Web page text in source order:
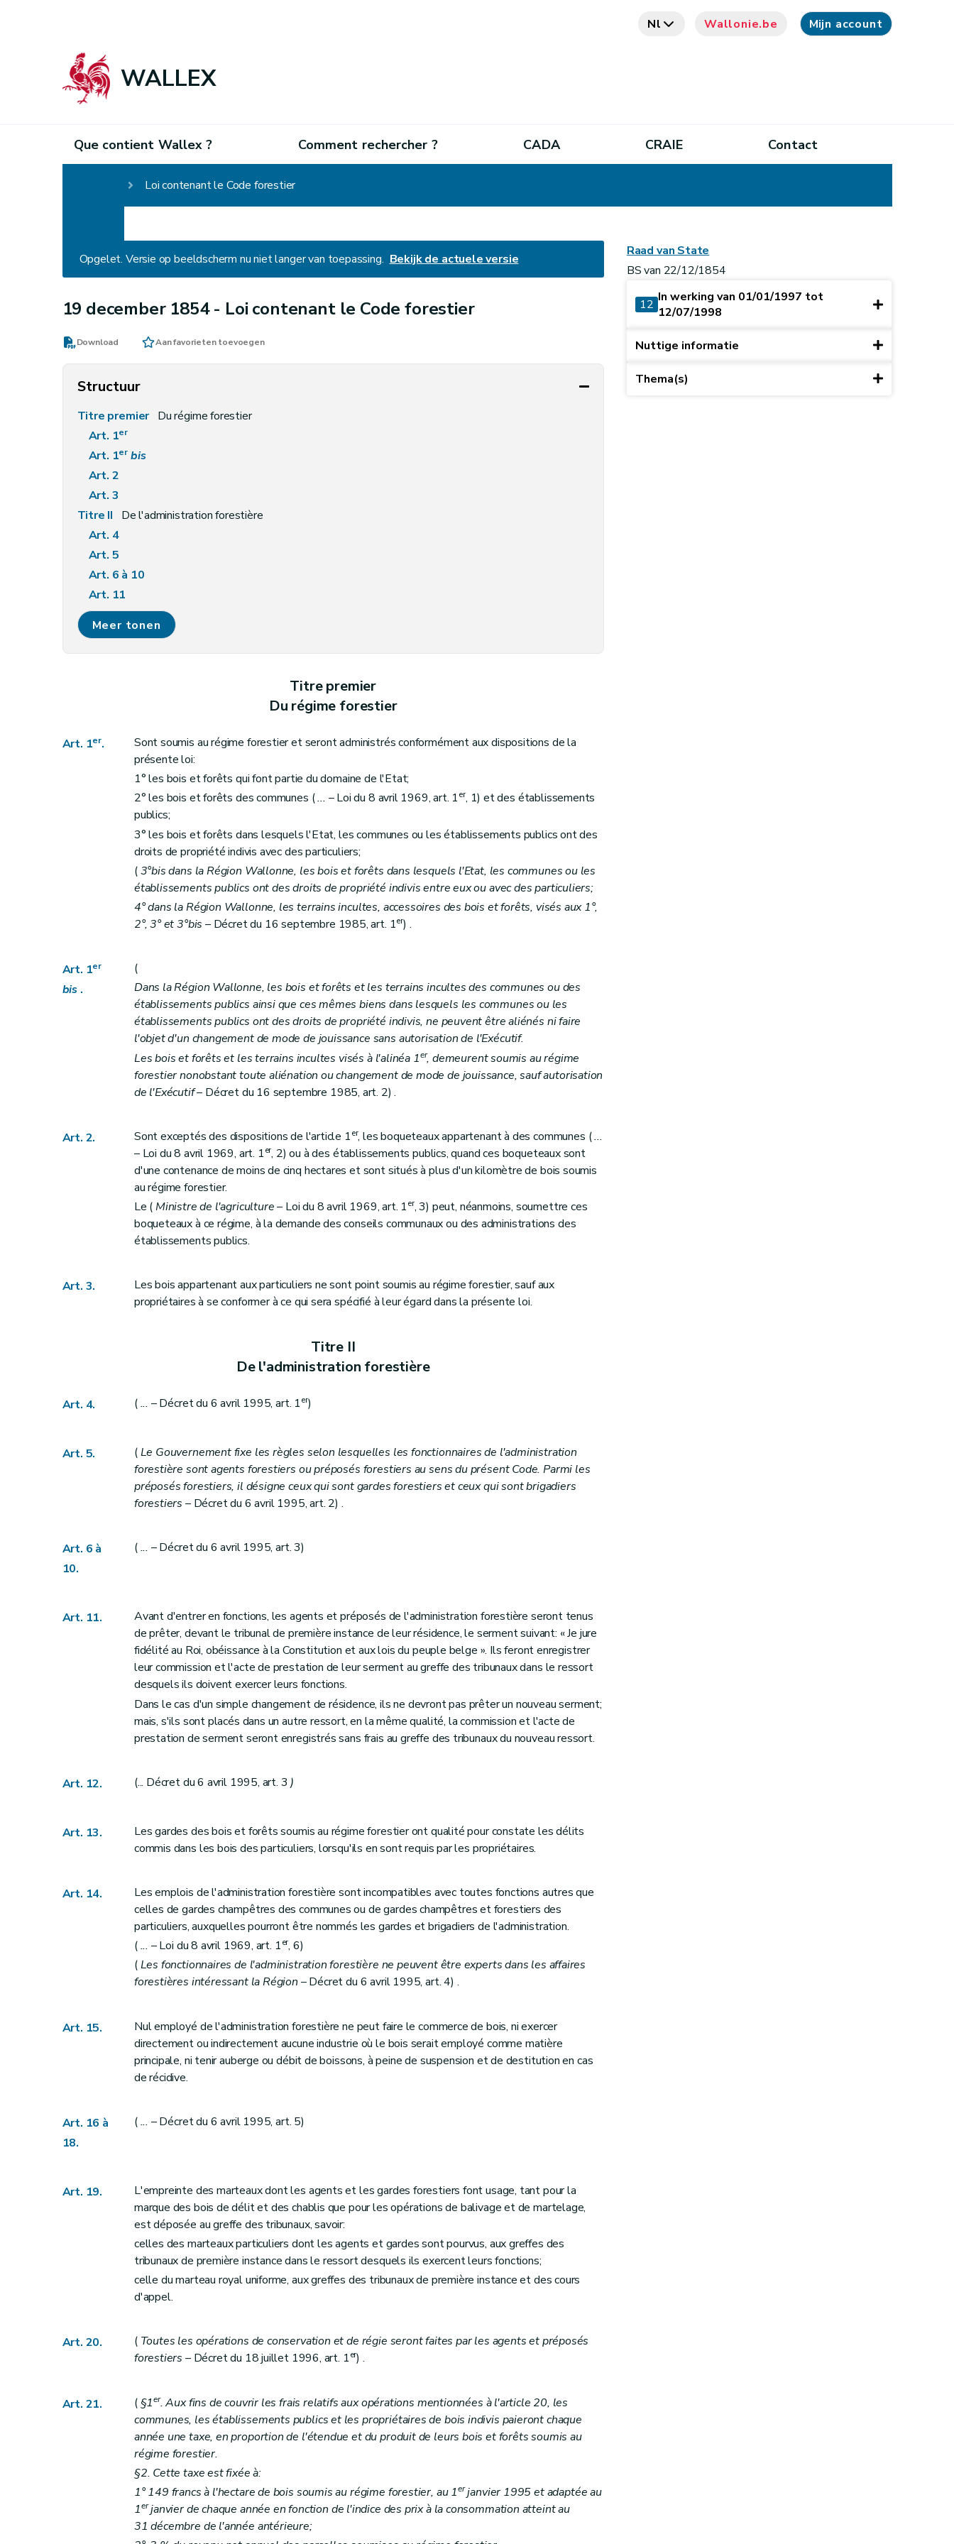
Nl Wallonie.be Mijn account
WALLEX
Que contient Wallex ? Comment rechercher ? CADA CRAIE Contact
Loi contenant le Code forestier
Opgelet. Versie op beeldscherm nu niet langer van toepassing. Bekijk de actuele versie
19 december 1854 - Loi contenant le Code forestier
Download Aan favorieten toevoegen
Structuur
Titre premier Du régime forestier
Art. 1er
Art. 1er bis
Art. 2
Art. 3
Titre II
De l'administration forestière
Art. 4
Art. 5
Art. 6 à 10
Art. 11
Art. 12
Art. 13
Délimitations et abornements
Titre IV
Aménagements
Des adjudications de coupes
Art. 36
Art. 37
Art. 38
Art. 39
Art. 40
Art. 41
Art. 44
Section 2 Dispositions particulières aux bois indivis
Dispositions particulières aux bois des communes et des établissements publics
Art. 48
Art. 50
Des exploitations
Section 1 Dispositions générales
Art. 51
Art. 53
Art. 56
Art. 57
Art. 58
Art. 59
Art. 60
Art. 61
Art. 62
Art. 63
Art. 65
Art. 67
Art. 68
Art. 69
Réarpentages et recolements
Art. 75
Art. 79
Art. 82
Des droits d'usage
Section 1 Dispositions relatives aux droits d'usage en général
Art. 84
Art. 85
Art. 86
Section 2
Dispositions relatives aux droits d'usage en bois seulement
Art. 88
Art. 90
Art. 91
Art. 92
Dispositions applicables aux droits de pâturage, glandée et panage
Art. 93
Art. 94
Art. 95
Meer tonen
Titre premier
Du régime forestier
Art. 1er.
Sont soumis au régime forestier et seront administrés conformément aux dispositions de la
présente loi:
1° les bois et forêts qui font partie du domaine de l'Etat;
2° les bois et forêts des communes (... – Loi du 8 avril 1969, art. 1er, 1) et des établissements
publics;
3° les bois et forêts dans lesquels l'Etat, les communes ou les établissements publics ont des
droits de propriété indivis avec des particuliers;
(3°bis dans la Région Wallonne, les bois et forêts dans lesquels l'Etat, les communes ou les
établissements publics ont des droits de propriété indivis entre eux ou avec des particuliers;
4° dans la Région Wallonne, les terrains incultes, accessoires des bois et forêts, visés aux 1°,
2°, 3° et 3°bis – Décret du 16 septembre 1985, art. 1er) .
Art. 1er
bis.
(
Dans la Région Wallonne, les bois et forêts et les terrains incultes des communes ou des
établissements publics ainsi que ces mêmes biens dans lesquels les communes ou les
établissements publics ont des droits de propriété indivis, ne peuvent être aliénés ni faire
l'objet d'un changement de mode de jouissance sans autorisation de l'Exécutif.
Les bois et forêts et les terrains incultes visés à l'alinéa 1er, demeurent soumis au régime
forestier nonobstant toute aliénation ou changement de mode de jouissance, sauf autorisation
de l'Exécutif– Décret du 16 septembre 1985, art. 2) .
Art. 2. Sont exceptés des dispositions de l'article 1er, les boqueteaux appartenant à des communes (...
– Loi du 8 avril 1969, art. 1er, 2) ou à des établissements publics, quand ces boqueteaux sont
d'une contenance de moins de cinq hectares et sont situés à plus d'un kilomètre de bois soumis
au régime forestier.
Le (Ministre de l'agriculture– Loi du 8 avril 1969, art. 1er, 3) peut, néanmoins, soumettre ces
boqueteaux à ce régime, à la demande des conseils communaux ou des administrations des
établissements publics.
Art. 3.
Les bois appartenant aux particuliers ne sont point soumis au régime forestier, sauf aux
propriétaires à se conformer à ce qui sera spécifié à leur égard dans la présente loi.
Titre II
De l'administration forestière
Art. 4. (... – Décret du 6 avril 1995, art. 1er)
Art. 5. (Le Gouvernement fixe les règles selon lesquelles les fonctionnaires de l'administration
forestière sont agents forestiers ou préposés forestiers au sens du présent Code. Parmi les
préposés forestiers, il désigne ceux qui sont gardes forestiers et ceux qui sont brigadiers
forestiers – Décret du 6 avril 1995, art. 2) .
Art. 6 à
10.
(... – Décret du 6 avril 1995, art. 3)
Art. 11.
Avant d'entrer en fonctions, les agents et préposés de l'administration forestière seront tenus
de prêter, devant le tribunal de première instance de leur résidence, le serment suivant: « Je jure
fidélité au Roi, obéissance à la Constitution et aux lois du peuple belge ». Ils feront enregistrer
leur commission et l'acte de prestation de leur serment au greffe des tribunaux dans le ressort
desquels ils doivent exercer leurs fonctions.
Dans le cas d'un simple changement de résidence, ils ne devront pas prêter un nouveau serment;
mais, s'ils sont placés dans un autre ressort, en la même qualité, la commission et l'acte de
prestation de serment seront enregistrés sans frais au greffe des tribunaux du nouveau ressort.
Art. 12. (... Décret du 6 avril 1995, art. 3)
Art. 13.
Les gardes des bois et forêts soumis au régime forestier ont qualité pour constate les délits
commis dans les bois des particuliers, lorsqu'ils en sont requis par les propriétaires.
Art. 14.
Les emplois de l'administration forestière sont incompatibles avec toutes fonctions autres que
celles de gardes champêtres des communes ou de gardes champêtres et forestiers des
particuliers, auxquelles pourront être nommés les gardes et brigadiers de l'administration.
(... – Loi du 8 avril 1969, art. 1er, 6)
(Les fonctionnaires de l'administration forestière ne peuvent être experts dans les affaires
forestières intéressant la Région – Décret du 6 avril 1995, art. 4) .
Art. 15.
Nul employé de l'administration forestière ne peut faire le commerce de bois, ni exercer
directement ou indirectement aucune industrie où le bois serait employé comme matière
principale, ni tenir auberge ou débit de boissons, à peine de suspension et de destitution en cas
de récidive.
Art. 16 à
18.
(... – Décret du 6 avril 1995, art. 5)
Art. 19.
L'empreinte des marteaux dont les agents et les gardes forestiers font usage, tant pour la
marque des bois de délit et des chablis que pour les opérations de balivage et de martelage,
est déposée au greffe des tribunaux, savoir:
celles des marteaux particuliers dont les agents et gardes sont pourvus, aux greffes des
tribunaux de première instance dans le ressort desquels ils exercent leurs fonctions;
celle du marteau royal uniforme, aux greffes des tribunaux de première instance et des cours
d'appel.
Art. 20. ( Toutes les opérations de conservation et de régie seront faites par les agents et préposés
forestiers – Décret du 18 juillet 1996, art. 1er) .
Art. 21. ( §1er. Aux fins de couvrir les frais relatifs aux opérations mentionnées à l'article 20, les
communes, les établissements publics et les propriétaires de bois indivis paieront chaque
année une taxe, en proportion de l'étendue et du produit de leurs bois et forêts soumis au
régime forestier.
§2. Cette taxe est fixée à:
1° 149 francs à l'hectare de bois soumis au régime forestier, au 1erjanvier 1995 et adaptée au
1erjanvier de chaque année en fonction de l'indice des prix à la consommation atteint au
31 décembre de l'année antérieure;
Raad van State
BS van 22/12/1854
12 In werking van 01/01/1997 tot
12/07/1998
Nuttige informatie
Thema(s)